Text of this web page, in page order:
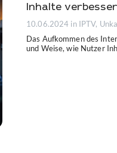
Inhalte
10.06.2024 in IPTV,
Das Aufkommen des
und Weise, wie Nutzer